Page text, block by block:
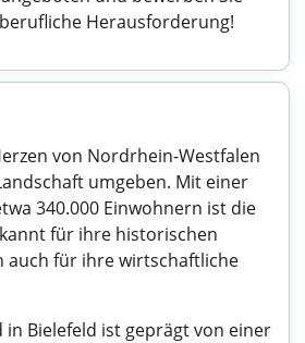
Herausforderung!
von Nordrhein-Westfalen
umgeben. Mit einer
340.000 Einwohnern ist die
für ihre historischen
auch für ihre wirtschaftliche
in Bielefeld ist geprägt von einer